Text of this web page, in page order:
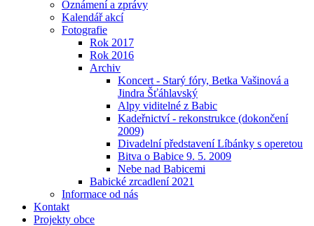
Oznámení a zprávy
Kalendář akcí
Fotografie
Rok 2017
Rok 2016
Archiv
Koncert - Starý fóry, Betka Vašinová a
Jindra Šťáhlavský
Alpy viditelné z Babic
Kadeřnictví - rekonstrukce (dokončení
2009)
Divadelní představení Líbánky s operetou
Bitva o Babice 9. 5. 2009
Nebe nad Babicemi
Babické zrcadlení 2021
Informace od nás
Kontakt
Projekty obce